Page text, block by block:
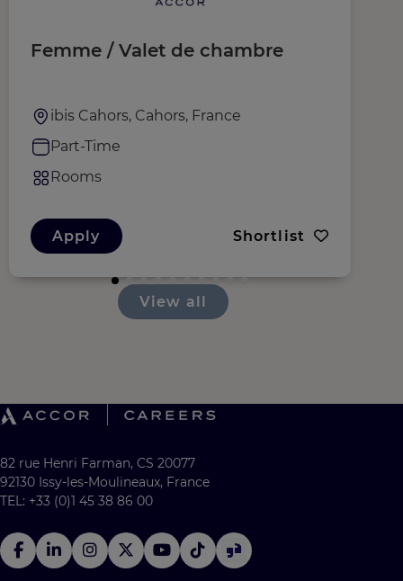
Femme / Valet de chambre
ibis Cahors, Cahors, France
Part-Time
Rooms
Apply Shortlist
View all
82 rue Henri Farman, CS 20077
92130 Issy-les-Moulineaux, France
TEL: +33 (0)1 45 38 86 00